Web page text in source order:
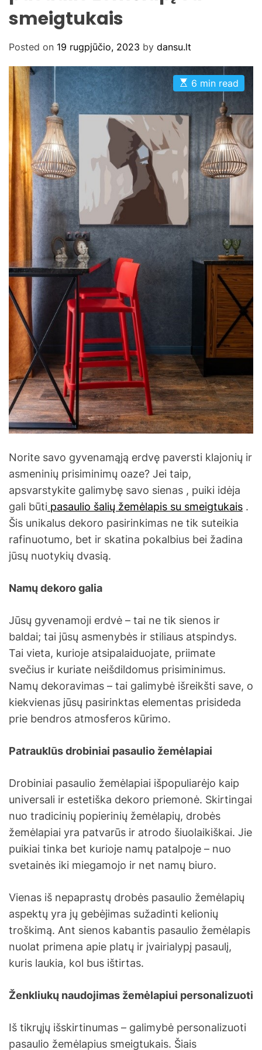
smeigtukais
Posted on 19 rugpjūčio, 2023 by dansu.lt
E
s
i
m
t
d
e
a
m
e
6 min read
Norite savo gyvenamąją erdvę paversti klajonių ir
asmeninių prisiminimų oaze? Jei taip,
apsvarstykite galimybę savo sienas , puiki idėja
gali būti pasaulio šalių žemėlapis su smeigtukais .
Šis unikalus dekoro pasirinkimas ne tik suteikia
rafinuotumo, bet ir skatina pokalbius bei žadina
jūsų nuotykių dvasią.
Namų dekoro galia
Jūsų gyvenamoji erdvė – tai ne tik sienos ir
baldai; tai jūsų asmenybės ir stiliaus atspindys.
Tai vieta, kurioje atsipalaiduojate, priimate
svečius ir kuriate neišdildomus prisiminimus.
Namų dekoravimas – tai galimybė išreikšti save, o
kiekvienas jūsų pasirinktas elementas prisideda
prie bendros atmosferos kūrimo.
Patrauklūs drobiniai pasaulio žemėlapiai
Drobiniai pasaulio žemėlapiai išpopuliarėjo kaip
universali ir estetiška dekoro priemonė. Skirtingai
nuo tradicinių popierinių žemėlapių, drobės
žemėlapiai yra patvarūs ir atrodo šiuolaikiškai. Jie
puikiai tinka bet kurioje namų patalpoje – nuo
svetainės iki miegamojo ir net namų biuro.
Vienas iš nepaprastų drobės pasaulio žemėlapių
aspektų yra jų gebėjimas sužadinti kelionių
troškimą. Ant sienos kabantis pasaulio žemėlapis
nuolat primena apie platų ir įvairialypį pasaulį,
kuris laukia, kol bus ištirtas.
Ženkliukų naudojimas žemėlapiui personalizuoti
Iš tikrųjų išskirtinumas – galimybė personalizuoti
pasaulio žemėlapius smeigtukais. Šiais